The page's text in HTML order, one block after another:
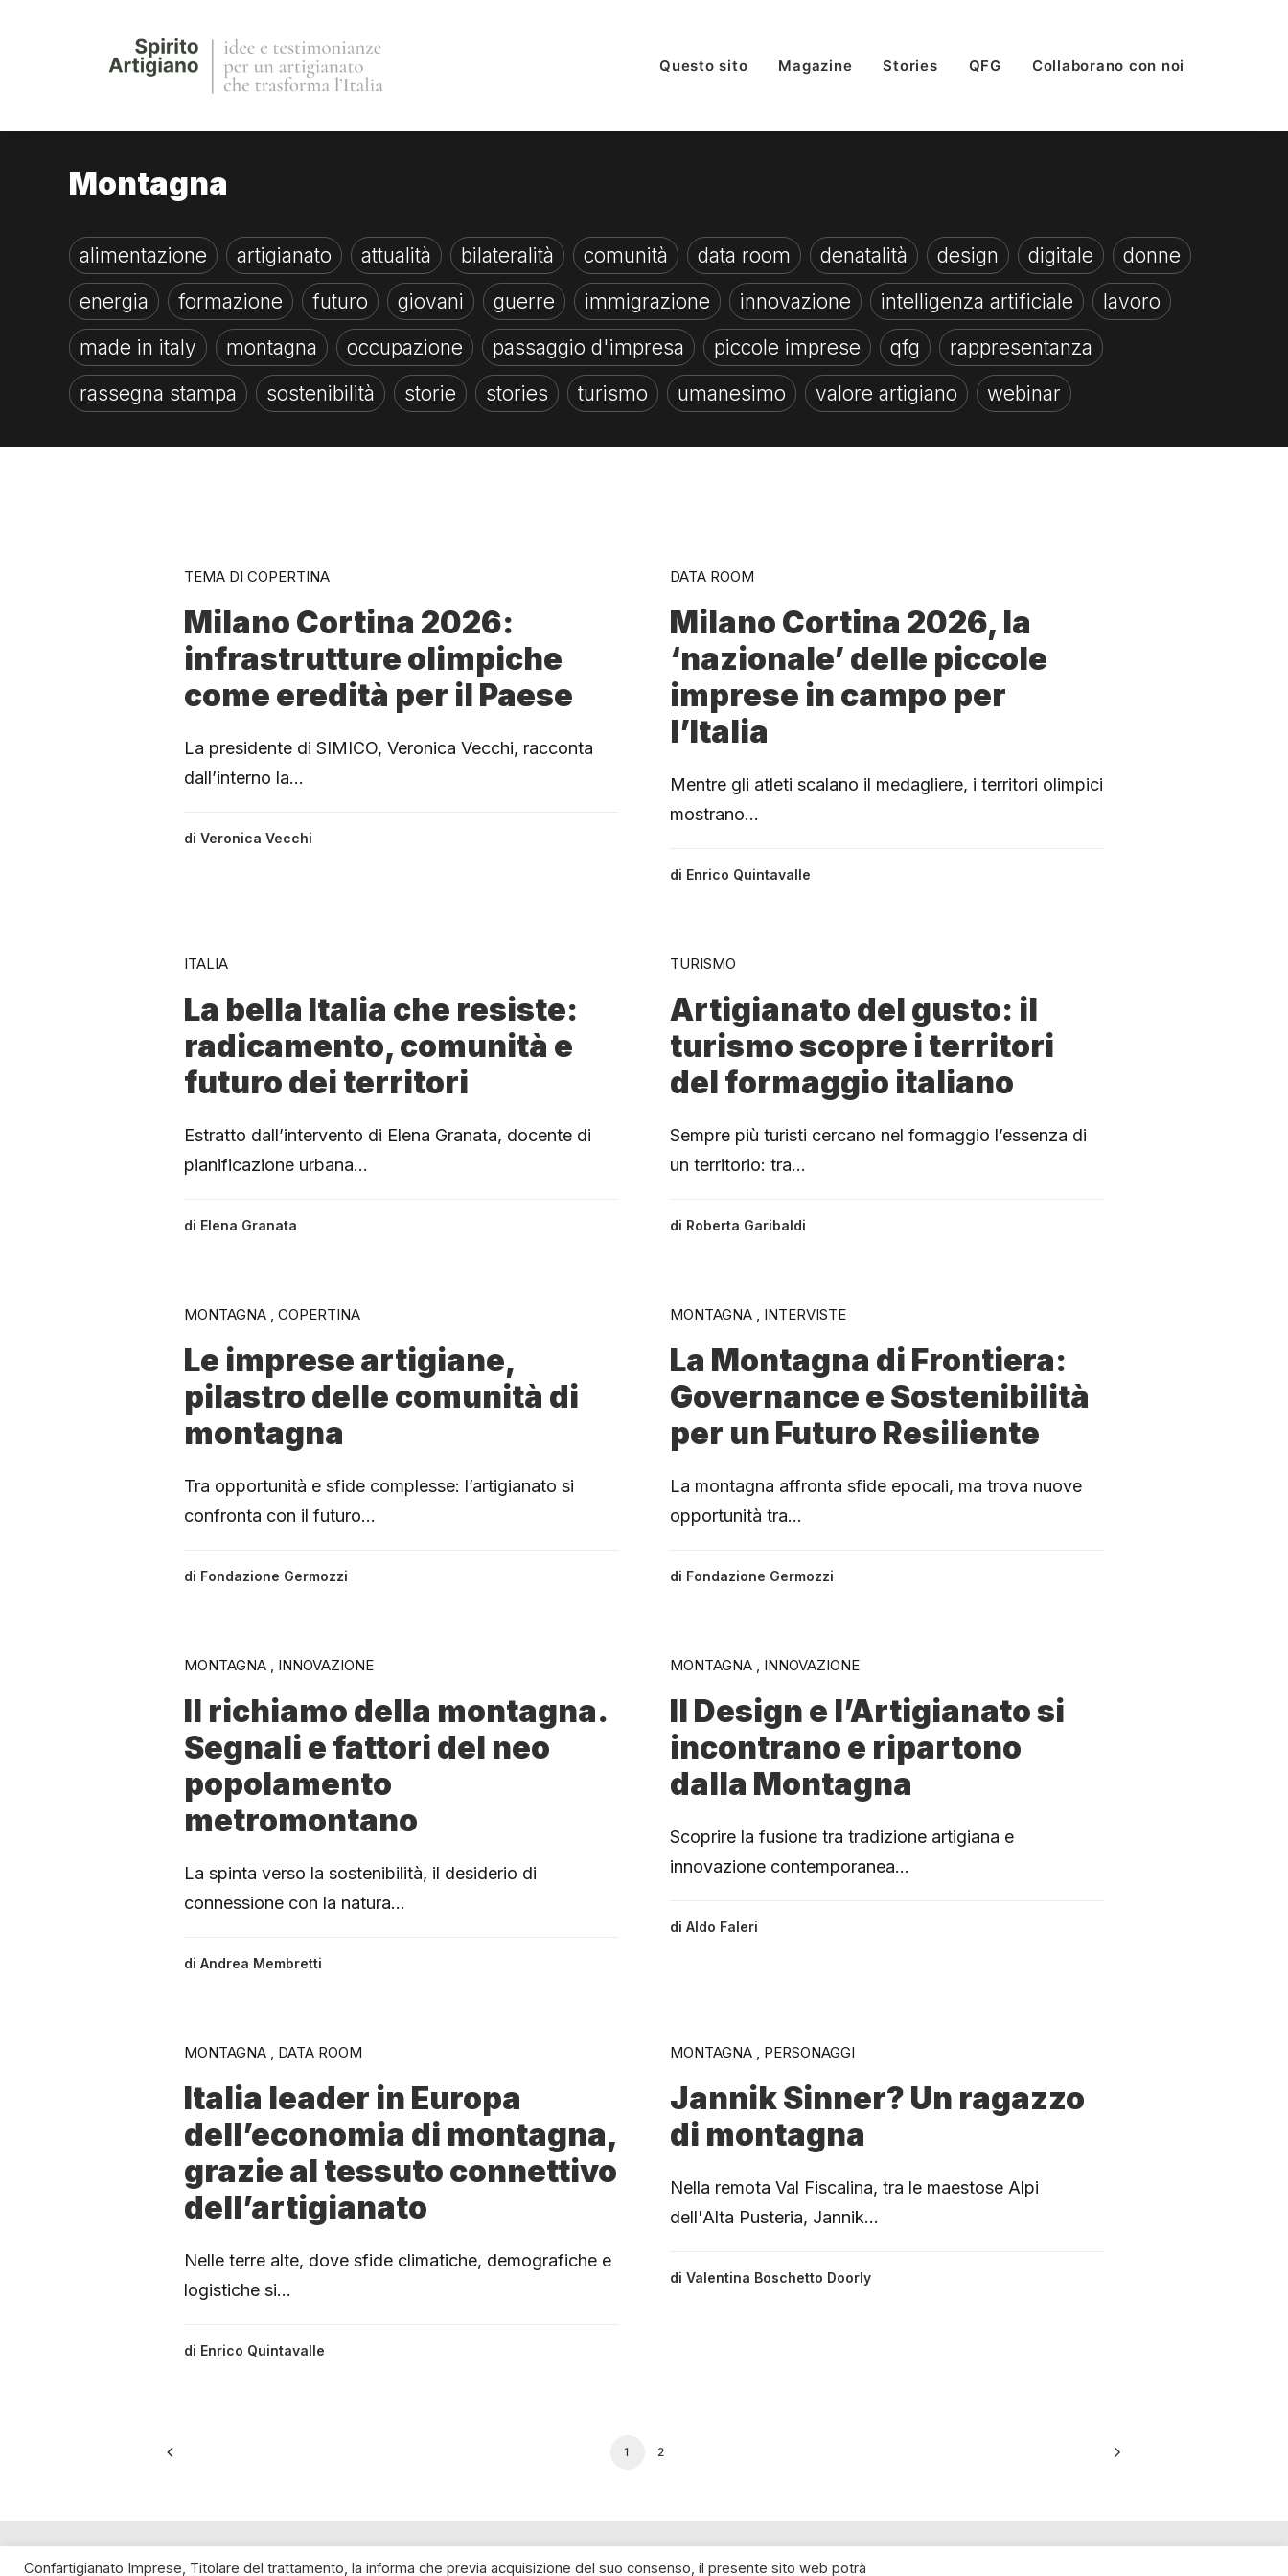
Questo sito Magazine Stories QFG Collaborano con noi
Montagna
alimentazione artigianato attualità bilateralità comunità data room denatalità design digitale
donne
energia
formazione futuro giovani guerre immigrazione innovazione intelligenza artificiale
lavoro
made in italy
montagna occupazione passaggio d'impresa piccole imprese qfg
rappresentanza
rassegna stampa
sostenibilità storie stories turismo umanesimo valore artigiano webinar
TEMA DI COPERTINA
Milano Cortina 2026:
infrastrutture olimpiche
come eredità per il Paese
La presidente di SIMICO, Veronica Vecchi, racconta
dall’interno la…
di Veronica Vecchi
DATA ROOM
Milano Cortina 2026, la
‘nazionale’ delle piccole
imprese in campo per
l’Italia
Mentre gli atleti scalano il medagliere, i territori olimpici
mostrano…
di Enrico Quintavalle
ITALIA
La bella Italia che resiste:
radicamento, comunità e
futuro dei territori
Estratto dall’intervento di Elena Granata, docente di
pianificazione urbana…
di Elena Granata
TURISMO
Artigianato del gusto: il
turismo scopre i territori
del formaggio italiano
Sempre più turisti cercano nel formaggio l’essenza di
un territorio: tra…
di Roberta Garibaldi
MONTAGNA , COPERTINA
Le imprese artigiane,
pilastro delle comunità di
montagna
Tra opportunità e sfide complesse: l’artigianato si
confronta con il futuro…
di Fondazione Germozzi
MONTAGNA , INTERVISTE
La Montagna di Frontiera:
Governance e Sostenibilità
per un Futuro Resiliente
La montagna affronta sfide epocali, ma trova nuove
opportunità tra…
di Fondazione Germozzi
MONTAGNA , INNOVAZIONE
Il richiamo della montagna.
Segnali e fattori del neo
popolamento
metromontano
La spinta verso la sostenibilità, il desiderio di
connessione con la natura…
di Andrea Membretti
MONTAGNA , INNOVAZIONE
Il Design e l’Artigianato si
incontrano e ripartono
dalla Montagna
Scoprire la fusione tra tradizione artigiana e
innovazione contemporanea…
di Aldo Faleri
MONTAGNA , DATA ROOM
Italia leader in Europa
dell’economia di montagna,
grazie al tessuto connettivo
dell’artigianato
Nelle terre alte, dove sfide climatiche, demografiche e
logistiche si…
di Enrico Quintavalle
MONTAGNA , PERSONAGGI
Jannik Sinner? Un ragazzo
di montagna
Nella remota Val Fiscalina, tra le maestose Alpi
dell'Alta Pusteria, Jannik…
di Valentina Boschetto Doorly
1 2
SPIRITO ARTIGIANO
Confartigianato Imprese, Titolare del trattamento, la informa che previa acquisizione del suo consenso, il presente sito web potrà